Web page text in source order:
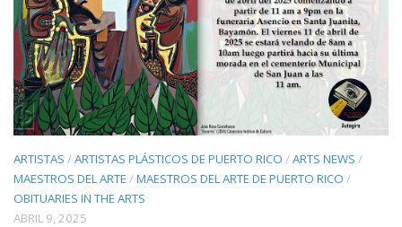
ARTISTAS /ARTISTAS PLÁSTICOS DE PUERTO RICO /ARTS NEWS /
MAESTROS DEL ARTE /MAESTROS DEL ARTE DE PUERTO RICO /
OBITUARIES IN THE ARTS
ABRIL 9, 2025